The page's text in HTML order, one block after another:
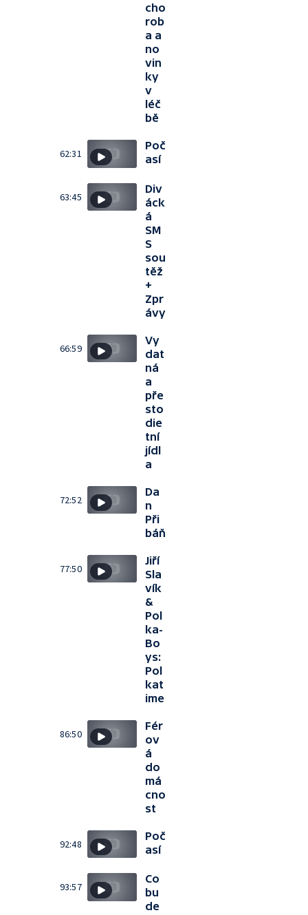
cho
rob
a a
no
vin
ky
v
léč
bě
62:31
Poč
así
63:45
Div
áck
á
SM
S
sou
těž
+
Zpr
ávy
66:59
Vy
dat
ná
a
pře
sto
die
tní
jídl
a
72:52
Da
n
Při
báň
77:50
Jiří
Sla
vík
&
Pol
ka-
Bo
ys:
Pol
kat
ime
86:50
Fér
ov
á
do
má
cno
st
92:48
Poč
así
93:57
Co
bu
de